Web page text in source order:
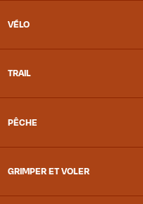
VÉLO
TRAIL
PÊCHE
GRIMPER ET VOLER
Saint-Étienne-de-